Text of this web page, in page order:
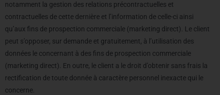
notamment la gestion des relations précontractuelles et
contractuelles de cette dernière et l’information de celle-ci ainsi
qu’aux fins de prospection commerciale (marketing direct). Le client
peut s’opposer, sur demande et gratuitement, à l’utilisation des
données le concernant à des fins de prospection commerciale
(marketing direct). En outre, le client a le droit d’obtenir sans frais la
rectification de toute donnée à caractère personnel inexacte qui le
concerne.